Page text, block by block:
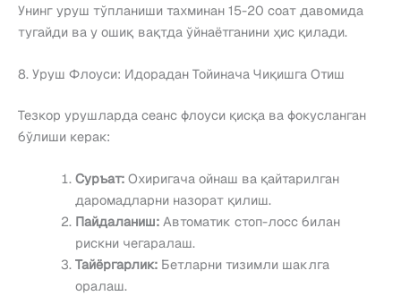
Унинг уруш тўпланиши тахминан 15-20 соат давомида
тугайди ва у ошиқ вақтда ўйнаётганини ҳис қилади.
8. Уруш Флоуси: Идорадан Тойинача Чиқишга Отиш
Тезкор урушларда сеанс флоуси қисқа ва фокусланган
бўлиши керак:
Суръат:Охиригача ойнаш ва қайтарилган
даромадларни назорат қилиш.
Пайдаланиш:Автоматик стоп-лосс билан
рискни чегаралаш.
Тайёргарлик:Бетларни тизимли шаклга
оралаш.